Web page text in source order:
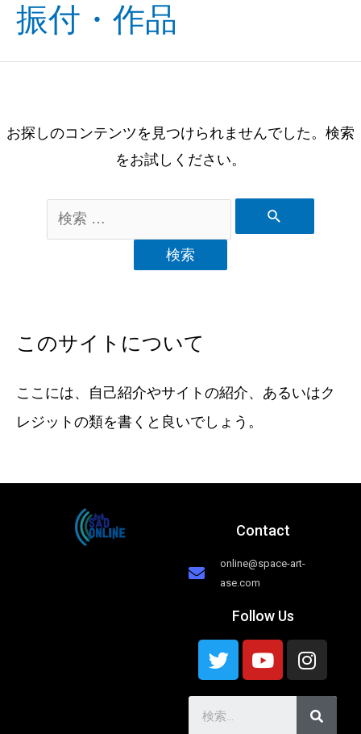
振付・作品
お探しのコンテンツを見つけられませんでした。検索
をお試しください。
このサイトについて
ここには、自己紹介やサイトの紹介、あるいはク
レジットの類を書くと良いでしょう。
Contact
online@space-art-
ase.com
Follow Us